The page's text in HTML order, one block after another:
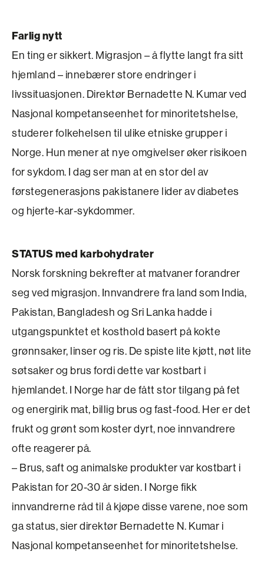
Farlig nytt
En ting er sikkert. Migrasjon – å flytte langt fra sitt
hjemland – innebærer store endringer i
livssituasjonen. Direktør Bernadette N. Kumar ved
Nasjonal kompetanseenhet for minoritetshelse,
studerer folkehelsen til ulike etniske grupper i
Norge. Hun mener at nye omgivelser øker risikoen
for sykdom. I dag ser man at en stor del av
førstegenerasjons pakistanere lider av diabetes
og hjerte-kar-sykdommer.
STATUS med karbohydrater
Norsk forskning bekrefter at matvaner forandrer
seg ved migrasjon. Innvandrere fra land som India,
Pakistan, Bangladesh og Sri Lanka hadde i
utgangspunktet et kosthold basert på kokte
grønnsaker, linser og ris. De spiste lite kjøtt, nøt lite
søtsaker og brus fordi dette var kostbart i
hjemlandet. I Norge har de fått stor tilgang på fet
og energirik mat, billig brus og fast-food. Her er det
frukt og grønt som koster dyrt, noe innvandrere
ofte reagerer på.
– Brus, saft og animalske produkter var kostbart i
Pakistan for 20-30 år siden. I Norge fikk
innvandrerne råd til å kjøpe disse varene, noe som
ga status, sier direktør Bernadette N. Kumar i
Nasjonal kompetanseenhet for minoritetshelse.